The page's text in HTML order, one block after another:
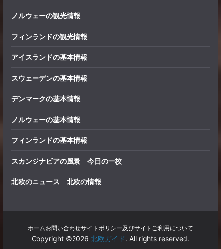
ノルウェーの観光情報
フィンランドの観光情報
アイスランドの基本情報
スウェーデンの基本情報
デンマークの基本情報
ノルウェーの基本情報
フィンランドの基本情報
スカンジナビアの風景 今日の一枚
北欧のニュース 北欧の情報
ホームお問い合わせサイトポリシー及びサイトご利用について
Copyright ©2026 北欧ガイド. All rights reserved.